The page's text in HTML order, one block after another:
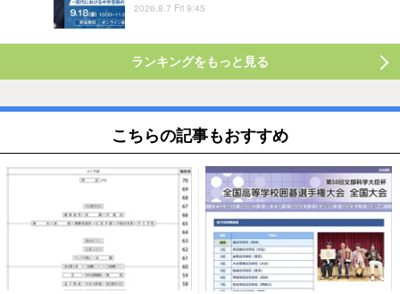
2026.8.7 Fri 9:45
ランキングをもっと見る
こちらの記事もおすすめ